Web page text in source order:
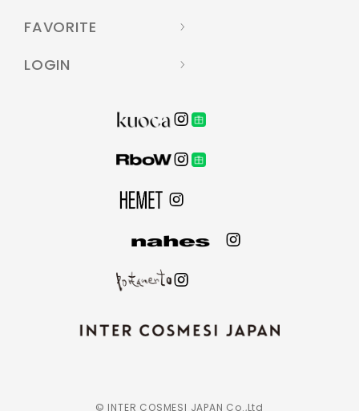
FAVORITE
LOGIN
© INTER COSMESI JAPAN Co.,Ltd